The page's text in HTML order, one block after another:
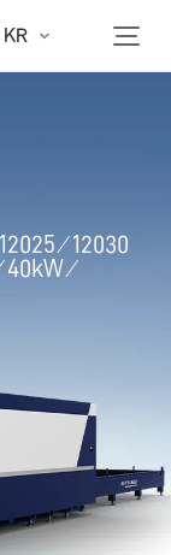
KR
⁄ 12030
40kW ⁄